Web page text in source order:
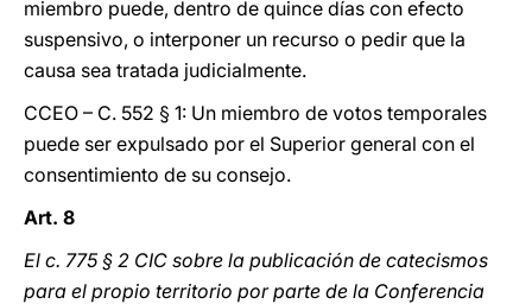
miembro puede, dentro de quince días con efecto
suspensivo, o interponer un recurso o pedir que la
causa sea tratada judicialmente.
CCEO – C. 552 § 1: Un miembro de votos temporales
puede ser expulsado por el Superior general con el
consentimiento de su consejo.
Art. 8
El c. 775 § 2 CIC sobre la publicación de catecismos
para el propio territorio por parte de la Conferencia